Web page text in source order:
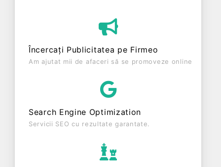
Încercați Publicitatea pe Firmeo
Am ajutat mii de afaceri să se promoveze online
Search Engine Optimization
Servicii SEO cu rezultate garantate.